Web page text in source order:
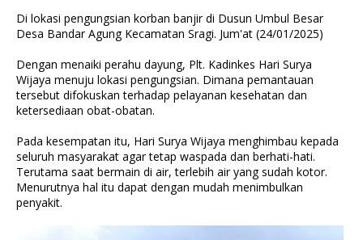
Di lokasi pengungsian korban banjir di Dusun Umbul Besar
Desa Bandar Agung Kecamatan Sragi. Jum'at (24/01/2025)
Dengan menaiki perahu dayung, Plt. Kadinkes Hari Surya
Wijaya menuju lokasi pengungsian. Dimana pemantauan
tersebut difokuskan terhadap pelayanan kesehatan dan
ketersediaan obat-obatan.
Pada kesempatan itu, Hari Surya Wijaya menghimbau kepada
seluruh masyarakat agar tetap waspada dan berhati-hati.
Terutama saat bermain di air, terlebih air yang sudah kotor.
Menurutnya hal itu dapat dengan mudah menimbulkan
penyakit.